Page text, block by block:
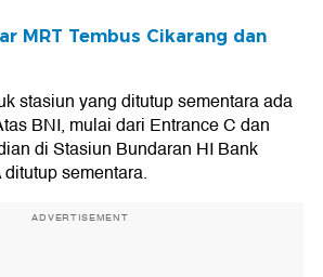
MRT Tembus Cikarang dan
stasiun yang ditutup sementara ada
BNI, mulai dari Entrance C dan
di Stasiun Bundaran HI Bank
sementara.
ADVERTISEMENT